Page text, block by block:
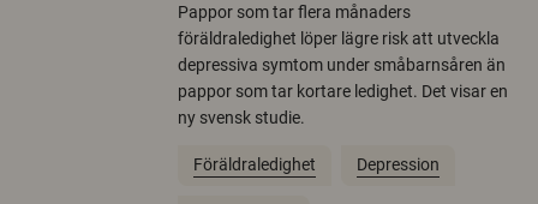
Pappor som tar flera månaders
föräldraledighet löper lägre risk att utveckla
depressiva symtom under småbarnsåren än
pappor som tar kortare ledighet. Det visar en
ny svensk studie.
Föräldraledighet Depression